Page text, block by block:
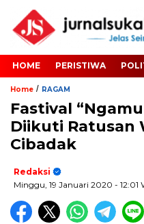
HOME PERISTIWA
Home / RAGAM
Fastival
Diikuti Ratusan
Cibadak
Redaksi
Minggu, 19 Januari 2020 - 12:01